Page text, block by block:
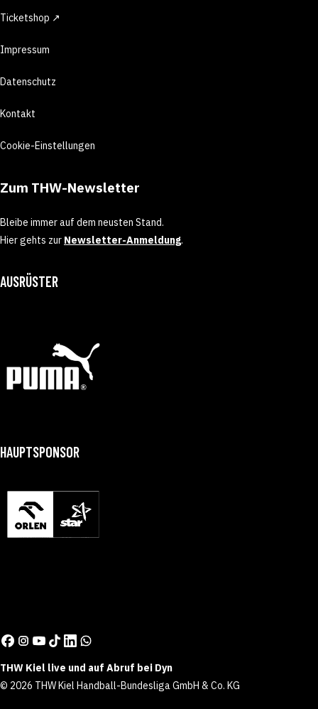
Ticketshop ↗
Impressum
Datenschutz
Kontakt
Cookie-Einstellungen
Zum THW-Newsletter
Bleibe immer auf dem neusten Stand.
Hier gehts zur Newsletter-Anmeldung.
AUSRÜSTER
HAUPTSPONSOR
THW Kiel live und auf Abruf bei Dyn
© 2026 THW Kiel Handball-Bundesliga GmbH & Co. KG